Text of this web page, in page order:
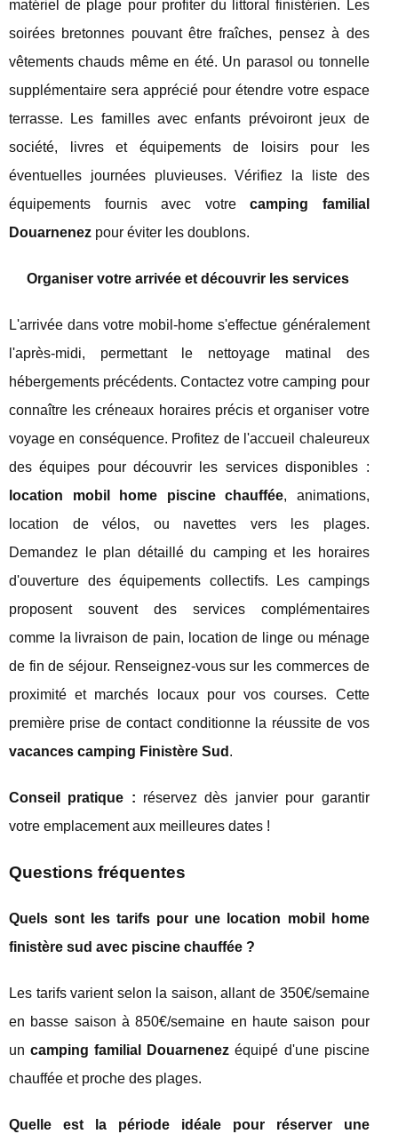
matériel de plage pour profiter du littoral finistérien. Les
soirées bretonnes pouvant être fraîches, pensez à des
vêtements chauds même en été. Un parasol ou tonnelle
supplémentaire sera apprécié pour étendre votre espace
terrasse. Les familles avec enfants prévoiront jeux de
société, livres et équipements de loisirs pour les
éventuelles journées pluvieuses. Vérifiez la liste des
équipements fournis avec votrecamping familial
Douarnenez pour éviter les doublons.
Organiser votre arrivée et découvrir les services
L'arrivée dans votre mobil-home s'effectue généralement
l'après-midi, permettant le nettoyage matinal des
hébergements précédents. Contactez votre camping pour
connaître les créneaux horaires précis et organiser votre
voyage en conséquence. Profitez de l'accueil chaleureux
des équipes pour découvrir les services disponibles :
location mobil home piscine chauffée, animations,
location de vélos, ou navettes vers les plages.
Demandez le plan détaillé du camping et les horaires
d'ouverture des équipements collectifs. Les campings
proposent souvent des services complémentaires
comme la livraison de pain, location de linge ou ménage
de fin de séjour. Renseignez-vous sur les commerces de
proximité et marchés locaux pour vos courses. Cette
première prise de contact conditionne la réussite de vos
vacances camping Finistère Sud .
Conseil pratique : réservez dès janvier pour garantir
votre emplacement aux meilleures dates !
Questions fréquentes
Quels sont les tarifs pour une location mobil home
finistère sud avec piscine chauffée ?
Les tarifs varient selon la saison, allant de 350€/semaine
en basse saison à 850€/semaine en haute saison pour
uncamping familial Douarnenez équipé d'une piscine
chauffée et proche des plages.
Quelle est la période idéale pour réserver une